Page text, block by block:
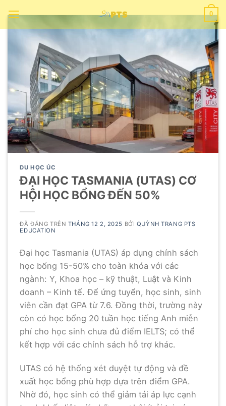
đến
0
DU HỌC ÚC
ĐẠI HỌC TASMANIA (UTAS) CƠ
HỘI HỌC BỔNG ĐẾN 50%
ĐÃ ĐĂNG TRÊN THÁNG 12 2, 2025 BỞI QUỲNH TRANG PTS
EDUCATION
Đại học Tasmania (UTAS) áp dụng chính sách
học bổng 15-50% cho toàn khóa với các
ngành: Y, Khoa học – kỹ thuật, Luật và Kinh
doanh – Kinh tế. Để ứng tuyển, học sinh, sinh
viên cần đạt GPA từ 7.6. Đồng thời, trường này
còn có học bổng 20 tuần học tiếng Anh miễn
phí cho học sinh chưa đủ điểm IELTS; có thể
kết hợp với các chính sách hỗ trợ khác.
UTAS có hệ thống xét duyệt tự động và đề
xuất học bổng phù hợp dựa trên điểm GPA.
Nhờ đó, học sinh có thể giảm tải áp lực cạnh